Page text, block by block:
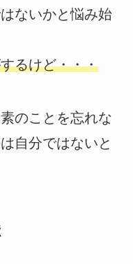
ないかと悩み始
るけど・・・
のことを忘れな
自分ではないと